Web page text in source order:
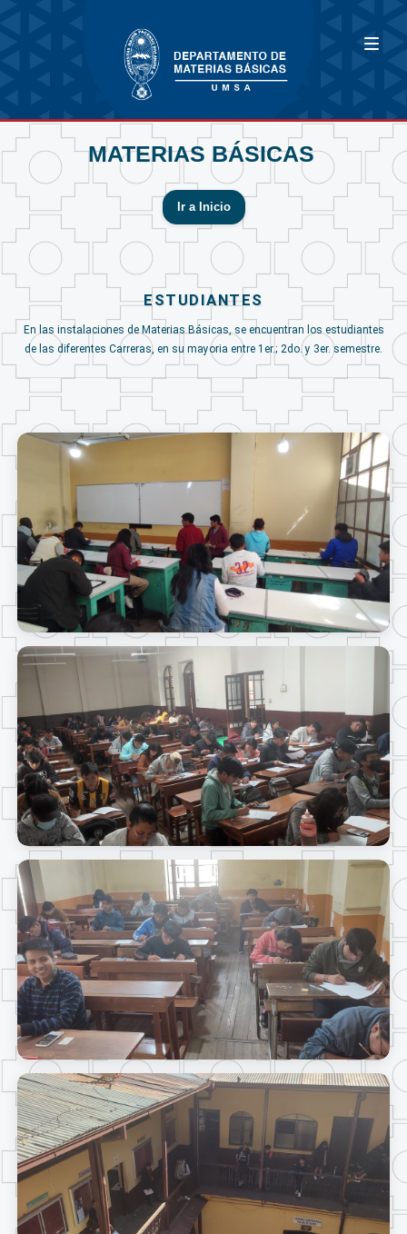
MATERIAS BÁSICAS
Ir a Inicio
ESTUDIANTES
En las instalaciones de Materias Básicas, se encuentran los estudiantes
de las diferentes Carreras, en su mayoria entre 1er.; 2do. y 3er. semestre.